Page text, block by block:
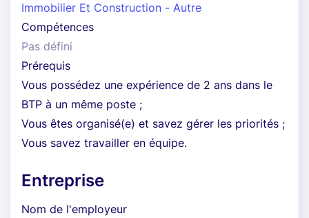
Immobilier Et Construction - Autre
Compétences
Pas défini
Prérequis
Vous possédez une expérience de 2 ans dans le
BTP à un même poste ;
Vous êtes organisé(e) et savez gérer les priorités ;
Vous savez travailler en équipe.
Entreprise
Nom de l'employeur